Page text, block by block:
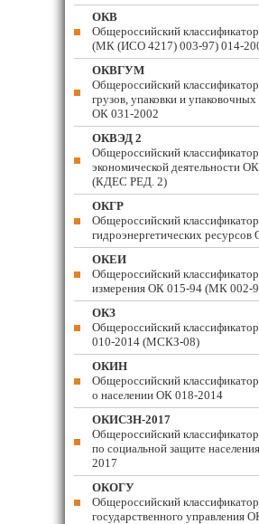
ОКВ
Общероссийский
(МК (ИСО 4217) 003-97) 014-
ОКВГУМ
Общероссийский
грузов, упаковки и
ОК 031-2002
ОКВЭД 2
Общероссийский
экономической деятельности
(КДЕС РЕД. 2)
ОКГР
Общероссийский классификатор
гидроэнергетических
ОКЕИ
Общероссийский
измерения ОК 015-94 (МК 002-
ОКЗ
Общероссийский
010-2014 (МСКЗ-08)
ОКИН
Общероссийский
о населении ОК 018-2014
ОКИСЗН-2017
Общероссийский
по социальной защите
2017
ОКОГУ
Общероссийский
государственного управления